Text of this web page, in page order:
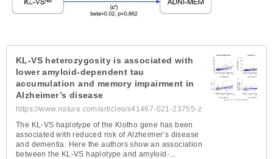
KL-VS heterozygosity is associated with
lower amyloid-dependent tau
accumulation and memory impairment in
Alzheimer’s disease
https://www.nature.com/articles/s41467-021-23755-z
The KL-VS haplotype of the Klotho gene has been
associated with reduced risk of Alzheimer’s disease
and dementia. Here the authors show an association
between the KL-VS haplotype and amyloid-